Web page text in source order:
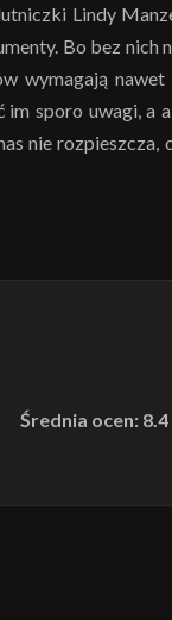
Lindy
Bo bez nich
wymagają nawet
sporo uwagi, a
nie
Średnia ocen: 8.4